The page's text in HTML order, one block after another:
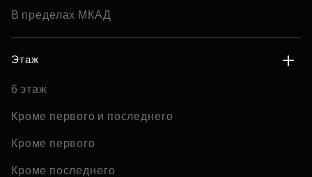
В пределах МКАД
Этаж
6 этаж
Кроме первого и последнего
Кроме первого
Кроме последнего